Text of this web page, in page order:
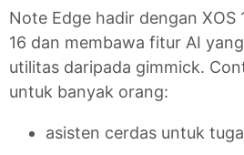
Note Edge hadir dengan XOS
16 dan membawa fitur AI
utilitas daripada gimmick.
untuk banyak orang:
asisten cerdas untuk